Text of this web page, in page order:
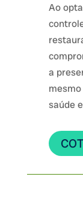
Ao
a
saúde